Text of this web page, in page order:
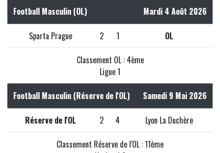
Football Masculin (OL) Mardi 4 Août 2026
Sparta Prague 2 1 OL
Classement OL : 4ème
Ligue 1
Football Masculin (Réserve de l'OL) Samedi 9 Mai 2026
Réserve de l'OL 2 4 Lyon La Duchère
Classement Réserve de l'OL : 11ème